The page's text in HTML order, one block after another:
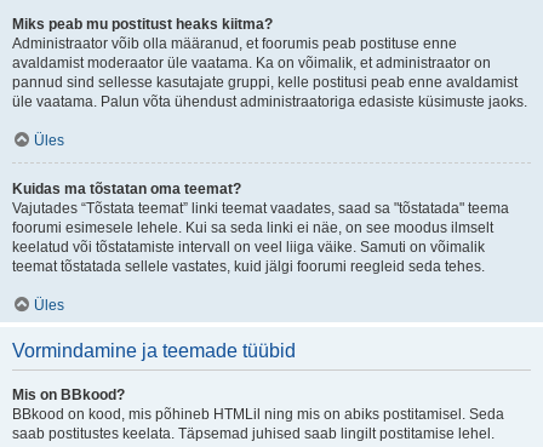
Miks peab mu postitust heaks kiitma?
Administraator võib olla määranud, et foorumis peab postituse enne
avaldamist moderaator üle vaatama. Ka on võimalik, et administraator on
pannud sind sellesse kasutajate gruppi, kelle postitusi peab enne avaldamist
üle vaatama. Palun võta ühendust administraatoriga edasiste küsimuste jaoks.
Üles
Kuidas ma tõstatan oma teemat?
Vajutades “Tõstata teemat” linki teemat vaadates, saad sa "tõstatada" teema
foorumi esimesele lehele. Kui sa seda linki ei näe, on see moodus ilmselt
keelatud või tõstatamiste intervall on veel liiga väike. Samuti on võimalik
teemat tõstatada sellele vastates, kuid jälgi foorumi reegleid seda tehes.
Üles
Vormindamine ja teemade tüübid
Mis on BBkood?
BBkood on kood, mis põhineb HTMLil ning mis on abiks postitamisel. Seda
saab postitustes keelata. Täpsemad juhised saab lingilt postitamise lehel.